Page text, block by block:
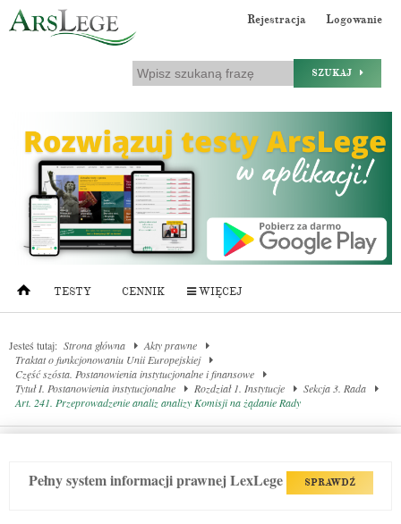
Rejestracja Logowanie
SZUKAJ
TESTY CENNIK WIĘCEJ
Jesteś tutaj: Strona główna
Akty prawne
Traktat o funkcjonowaniu Unii Europejskiej
Część szósta. Postanowienia instytucjonalne i finansowe
Tytuł I. Postanowienia instytucjonalne
Rozdział 1. Instytucje
Sekcja 3. Rada
Art. 241. Przeprowadzenie analiz analizy Komisji na żądanie Rady
Pełny system informacji prawnej LexLege SPRAWDŹ